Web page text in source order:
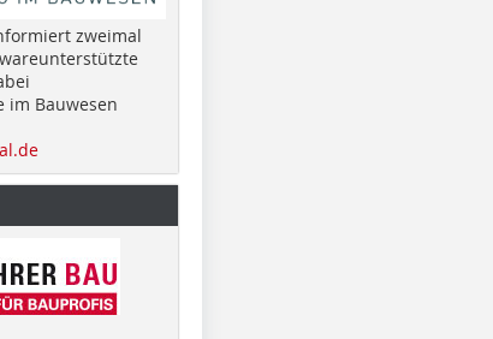
zweimal
im Bauwesen